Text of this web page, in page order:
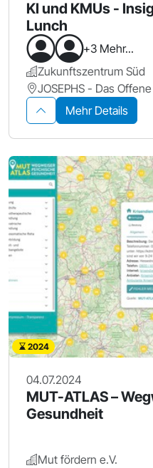
KI und KMUs -
Lunch
+3 Mehr...
Zukunftszentrum Süd
JOSEPHS - Das
Mehr Details
2024
04.07.2024
MUT-ATLAS –
Gesundheit
Mut fördern e.V.